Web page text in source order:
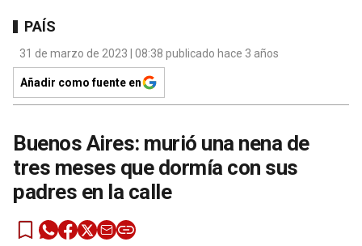
PAÍS
31 de marzo de 2023 | 08:38 publicado hace 3 años
Añadir como fuente en
Buenos Aires: murió una nena de
tres meses que dormía con sus
padres en la calle